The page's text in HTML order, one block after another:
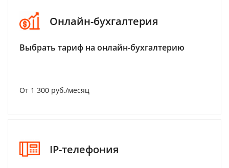
Онлайн-бухгалтерия
Выбрать тариф на онлайн-бухгалтерию
От 1 300 руб./месяц
IP-телефония